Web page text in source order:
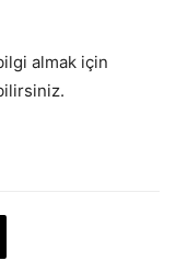
almak için